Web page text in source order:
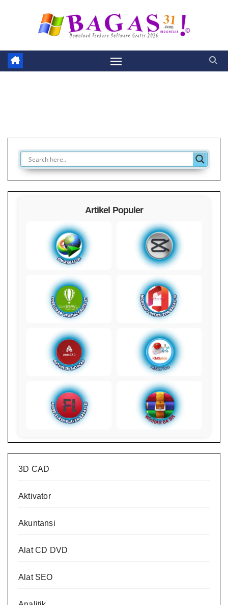
Artikel Populer
3D CAD
Aktivator
Akuntansi
Alat CD DVD
Alat SEO